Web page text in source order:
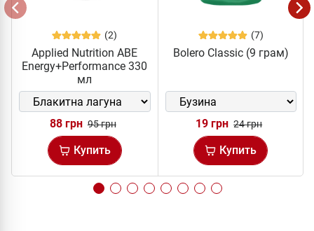
(2)
Applied Nutrition ABE
Energy+Performance 330
мл
88 грн 95 грн
Купить
(7)
Bolero Classic (9 грам)
19 грн 24 грн
Купить